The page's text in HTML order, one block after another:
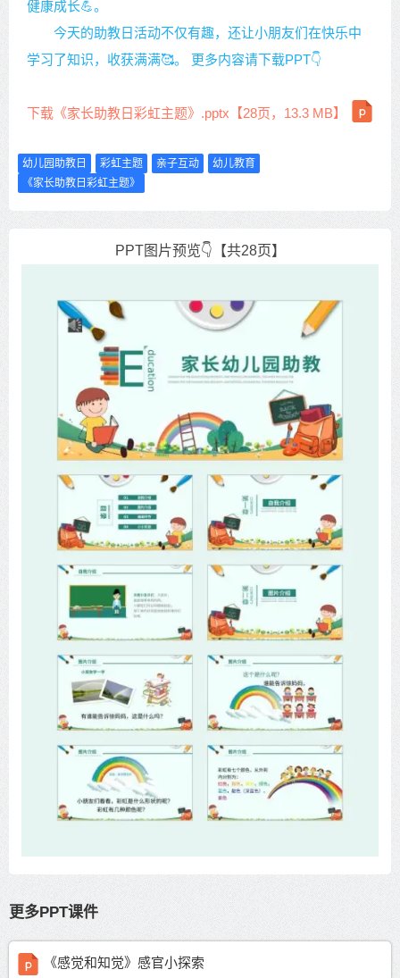
健康成长💪。
今天的助教日活动不仅有趣，还让小朋友们在快乐中
学习了知识，收获满满🥰。 更多内容请下载PPT👇
下载《家长助教日彩虹主题》.pptx【28页，13.3 MB】
幼儿园助教日 彩虹主题 亲子互动
幼儿教育
《家长助教日彩虹主题》
PPT图片预览👇【共28页】
更多PPT课件
《感觉和知觉》感官小探索